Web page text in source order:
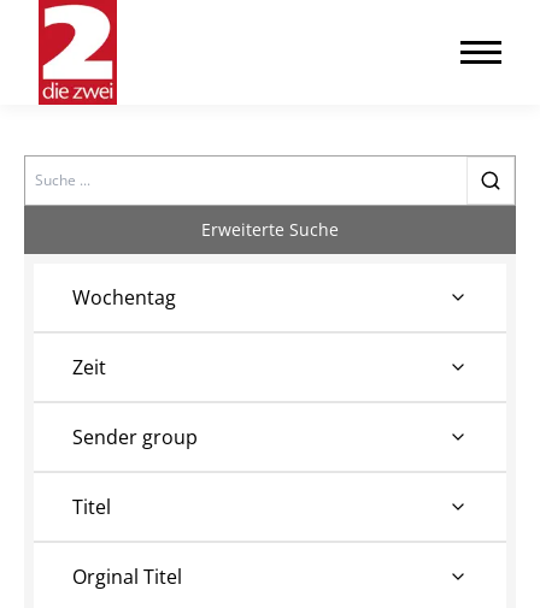
Search
Erweiterte Suche
Wochentag
Zeit
Sender group
Titel
Orginal Titel